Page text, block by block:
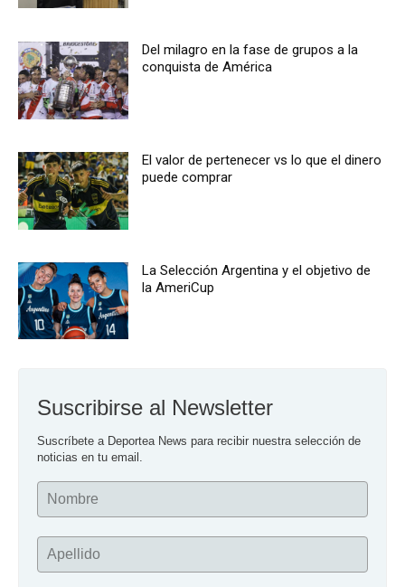
Del milagro en la fase de grupos a la
conquista de América
El valor de pertenecer vs lo que el dinero
puede comprar
La Selección Argentina y el objetivo de
la AmeriCup
Suscribirse al Newsletter
Suscríbete a Deportea News para recibir nuestra selección de
noticias en tu email.
Nombre
Apellido